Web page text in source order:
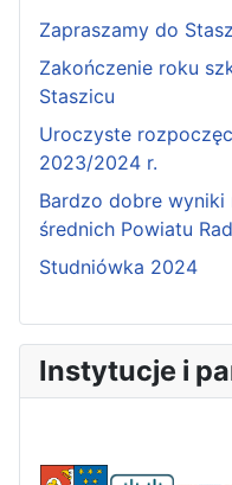
Zapraszamy do
Zakończenie roku
Staszicu
Uroczyste
2023/2024 r.
Bardzo dobre wyniki
średnich Powiatu
Studniówka 2024
Instytucje i